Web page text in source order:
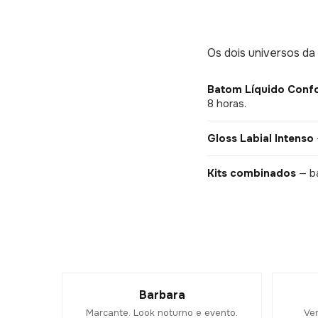
Os dois universos
Batom Líquido
8 horas.
Gloss Labial Intenso
Kits combinados —
Barbara
Marcante. Look noturno e evento.